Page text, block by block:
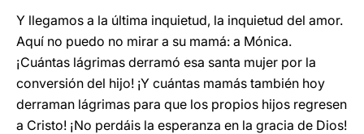
Y llegamos a la última inquietud, la inquietud del amor.
Aquí no puedo no mirar a su mamá: a Mónica.
¡Cuántas lágrimas derramó esa santa mujer por la
conversión del hijo! ¡Y cuántas mamás también hoy
derraman lágrimas para que los propios hijos regresen
a Cristo! ¡No perdáis la esperanza en la gracia de Dios!